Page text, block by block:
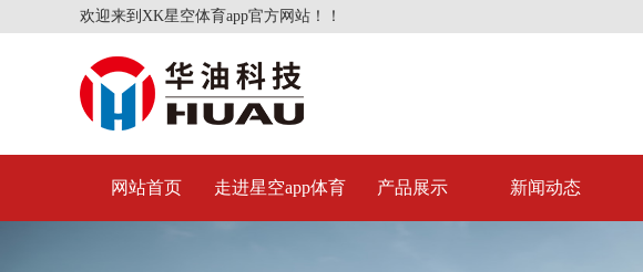
欢迎来到XK星空体育app官方网站！！
网站首页 走进星空app体育 产品展示 新闻动态